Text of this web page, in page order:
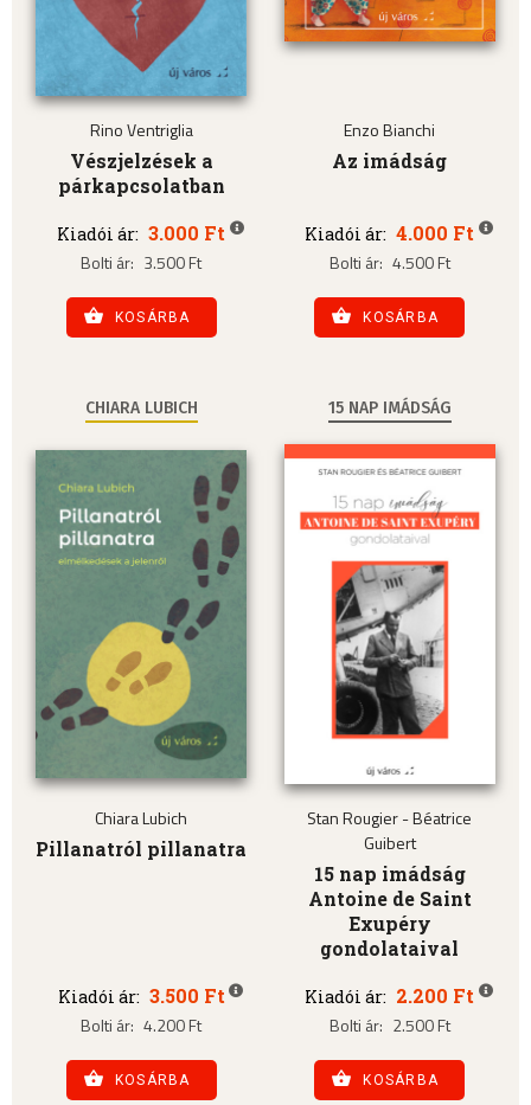
Rino Ventriglia
Vészjelzések a
párkapcsolatban
Kiadói ár: 3.000 Ft
Bolti ár: 3.500 Ft
KOSÁRBA
Enzo Bianchi
Az imádság
Kiadói ár: 4.000 Ft
Bolti ár: 4.500 Ft
KOSÁRBA
CHIARA LUBICH
Chiara Lubich
Pillanatról pillanatra
Kiadói ár: 3.500 Ft
Bolti ár: 4.200 Ft
KOSÁRBA
15 NAP IMÁDSÁG
Stan Rougier - Béatrice
Guibert
15 nap imádság
Antoine de Saint
Exupéry
gondolataival
Kiadói ár: 2.200 Ft
Bolti ár: 2.500 Ft
KOSÁRBA